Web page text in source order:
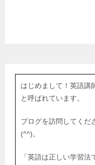
はじめまして！英語講
と呼ばれています。
ブログを訪問してくだ
(^^)。
「英語は正しい学習